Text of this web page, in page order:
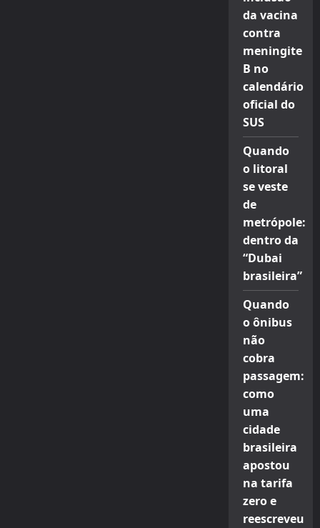
da vacina
contra
meningite
B no
calendário
oficial do
SUS
Quando
o litoral
se veste
de
metrópole:
dentro da
“Dubai
brasileira”
Quando
o ônibus
não
cobra
passagem:
como
uma
cidade
brasileira
apostou
na tarifa
zero e
reescreveu